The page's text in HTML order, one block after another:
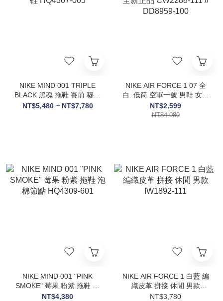
NIKE MIND 001 TRIPLE
BLACK 黑魂 拖鞋 賽前 穆勒
鞋 HQ4307-005
NT$5,480 ~ NT$7,780
NIKE AIR FORCE 1 07 全
白. 低筒 空軍一號 男鞋 女鞋
全新正品 CW2288-111 //
DD8959-100
NT$2,599
NT$4,080
NIKE MIND 001 "PINK
SMOKE" 莓果 粉紫 拖鞋 泡
棉節點 HQ4309-601
NT$4,380
NIKE AIR FORCE 1 白藍 編
織皮革 拼接 休閒 男款
IW1892-111
NT$3,780